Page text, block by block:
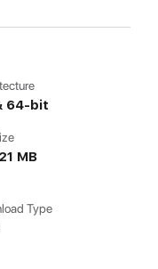
64-bit
MB
Type